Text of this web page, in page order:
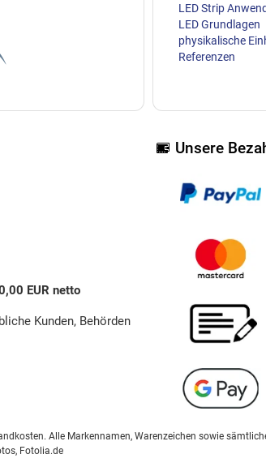
LED Strip
LED Grundlagen
physikalische
Referenzen
EUR netto
Kunden, Behörden
Unsere
Alle Markennamen, Warenzeichen sowie
Fotolia.de